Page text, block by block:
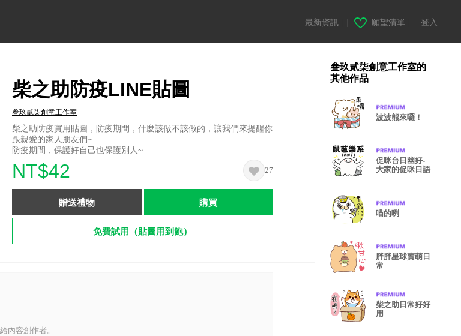
最新資訊 願望清單 登入
柴之助防疫LINE貼圖
叁玖貳柒創意工作室
柴之助防疫實用貼圖，防疫期間，什麼該做不該做的，讓我們來提醒你
跟親愛的家人朋友們~
防疫期間，保護好自己也保護別人~
NT$42 27
贈送禮物 購買
免費試用（貼圖用到飽）
內容創作者。
叁玖貳柒創意工作室的
其他作品
波波熊來囉！
促咪台日幽好-
大家的促咪日語
喵的咧
胖胖星球賣萌日
常
柴之助日常好好
用